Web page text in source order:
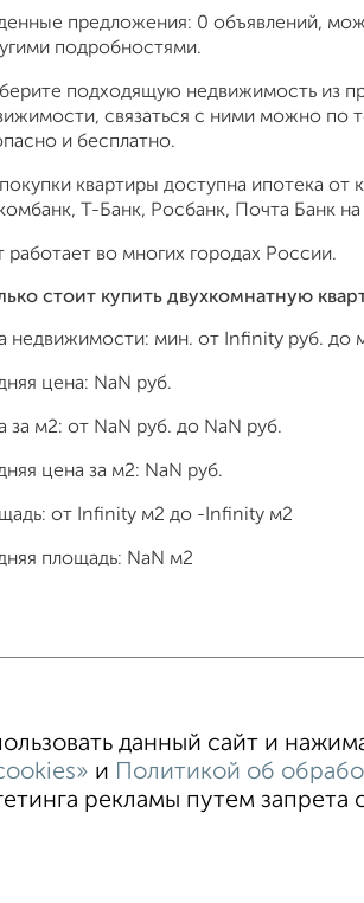
предложения: 0 объявлений,
подробностями.
подходящую недвижимость из
связаться с ними можно по
и бесплатно.
квартиры доступна ипотека
Т-Банк, Росбанк, Почта Банк
работает во многих городах России.
стоит купить двухкомнатную
недвижимости: мин. от Infinity руб. до
цена: NaN руб.
за м2: от NaN руб. до NaN руб.
цена за м2: NaN руб.
от Infinity м2 до -Infinity м2
площадь: NaN м2
В новостройке В строящемся
Пользовательское соглашение
данный сайт и
и Политикой об
рекламы путем